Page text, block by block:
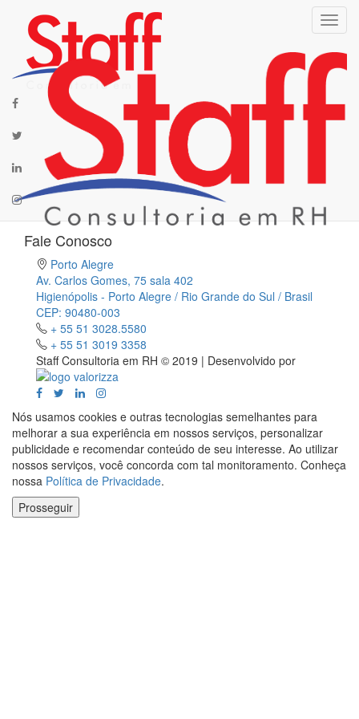
Menu
Facebook
Twitter
LinkedIn
Instagram
Conexões evolutivas para sua carreira
Veja Também
Home
Vagas
Sobre
Contato
Fale Conosco
Porto Alegre
Av. Carlos Gomes, 75 sala 402
Higienópolis - Porto Alegre / Rio Grande do Sul / Brasil
CEP: 90480-003
+ 55 51 3028.5580
+ 55 51 3019 3358
Staff Consultoria em RH © 2019 | Desenvolvido por
Valorizza
Facebook
TwitterLinkedInInstagram
Nós usamos cookies e outras tecnologias semelhantes para
melhorar a sua experiência em nossos serviços, personalizar
publicidade e recomendar conteúdo de seu interesse. Ao utilizar
nossos serviços, você concorda com tal monitoramento. Conheça
nossa Política de Privacidade.
Prosseguir